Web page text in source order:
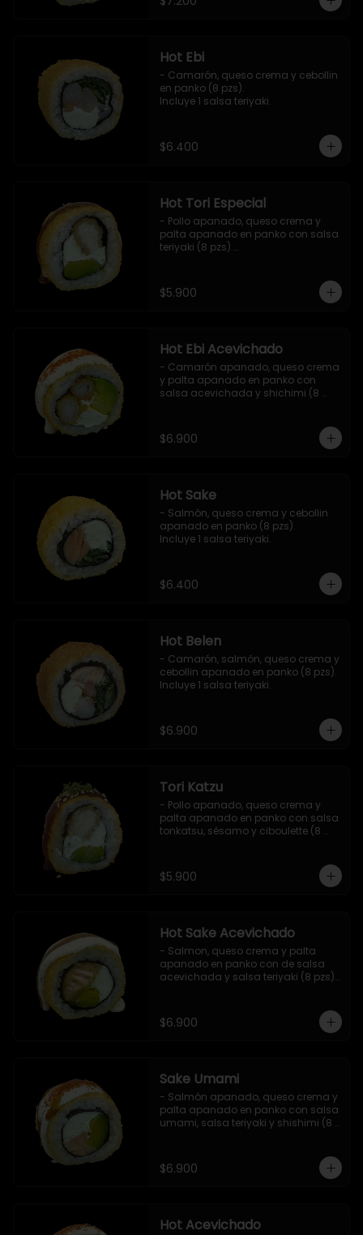
Hot Ebi
- Camarón, queso crema y cebollin
en panko (8 pzs).
Incluye 1 salsa teriyaki.
$6.400
Hot Tori Especial
- Pollo apanado, queso crema y
palta apanado en panko con salsa
teriyaki (8 pzs).
$5.900
Hot Ebi Acevichado
- Camarón apanado, queso crema
y palta apanado en panko con
salsa acevichada y shichimi (8
$6.900
Hot Sake
- Salmón, queso crema y cebollin
apanado en panko (8 pzs).
Incluye 1 salsa teriyaki.
$6.400
Hot Belen
- Camarón, salmón, queso crema y
cebollin apanado en panko (8 pzs).
Incluye 1 salsa teriyaki.
$6.900
Tori Katzu
- Pollo apanado, queso crema y
palta apanado en panko con salsa
tonkatsu, sésamo y ciboulette (8
$5.900
Hot Sake Acevichado
- Salmon, queso crema y palta
apanado en panko con de salsa
acevichada y salsa teriyaki (8 pzs).
$6.900
Sake Umami
- Salmón apanado, queso crema y
palta apanado en panko con salsa
umami, salsa teriyaki y shishimi (8
$6.900
Hot Acevichado